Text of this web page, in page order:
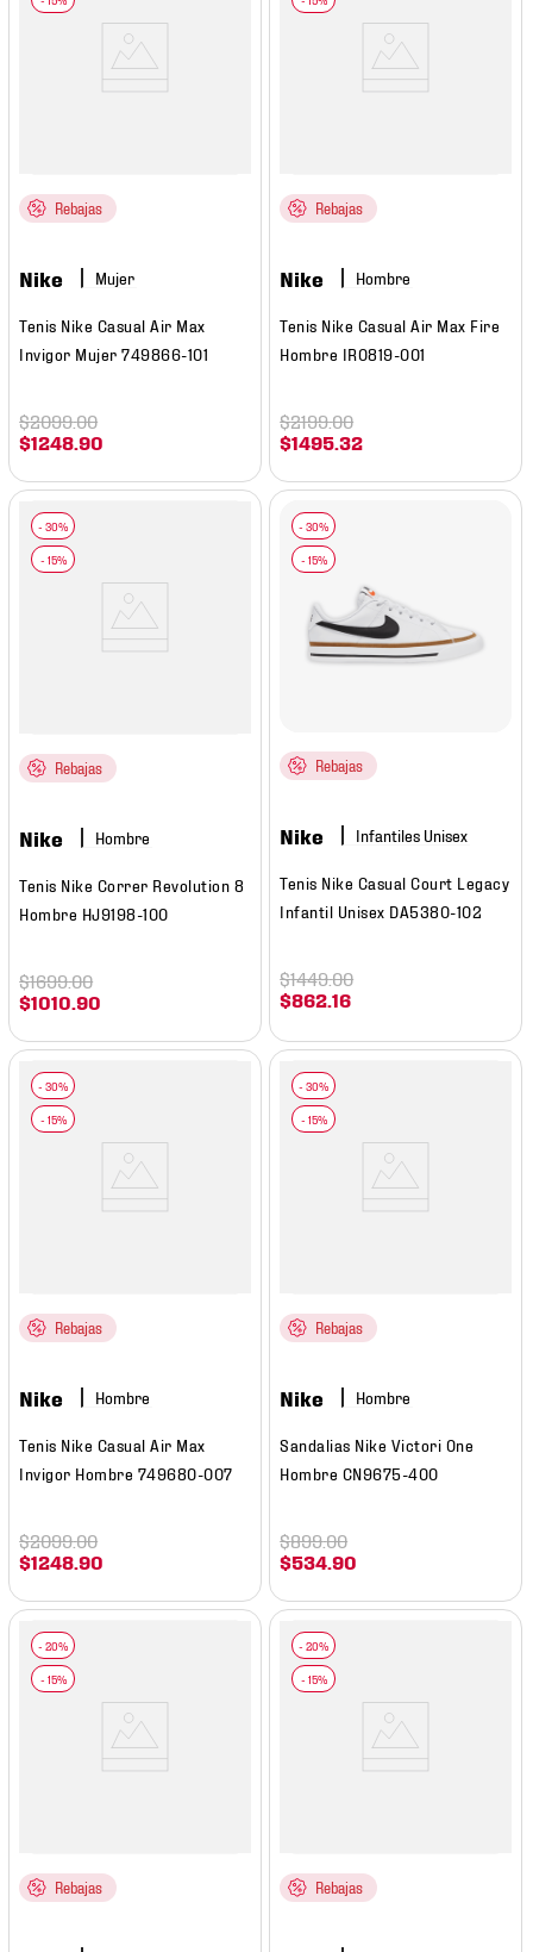
Rebajas
Nike Mujer
Tenis Nike Casual Air Max
Invigor Mujer 749866-101
$1248 .90
$2099.00
Rebajas
Nike Hombre
Tenis Nike Casual Air Max Fire
Hombre IR0819-001
$1495 .32
$2199.00
Rebajas
Nike Hombre
Tenis Nike Correr Revolution 8
Hombre HJ9198-100
$1010 .90
$1699.00
Rebajas
Nike
Tenis Nike Casual Court Legacy
Infantil Unisex DA5380-102
$862 .16
$1449.00
Rebajas
Nike Hombre
Tenis Nike Casual Air Max
Invigor Hombre 749680-007
$1248 .90
$2099.00
Rebajas
Nike Hombre
Sandalias Nike Victori One
Hombre CN9675-400
$534 .90
$899.00
Rebajas Rebajas